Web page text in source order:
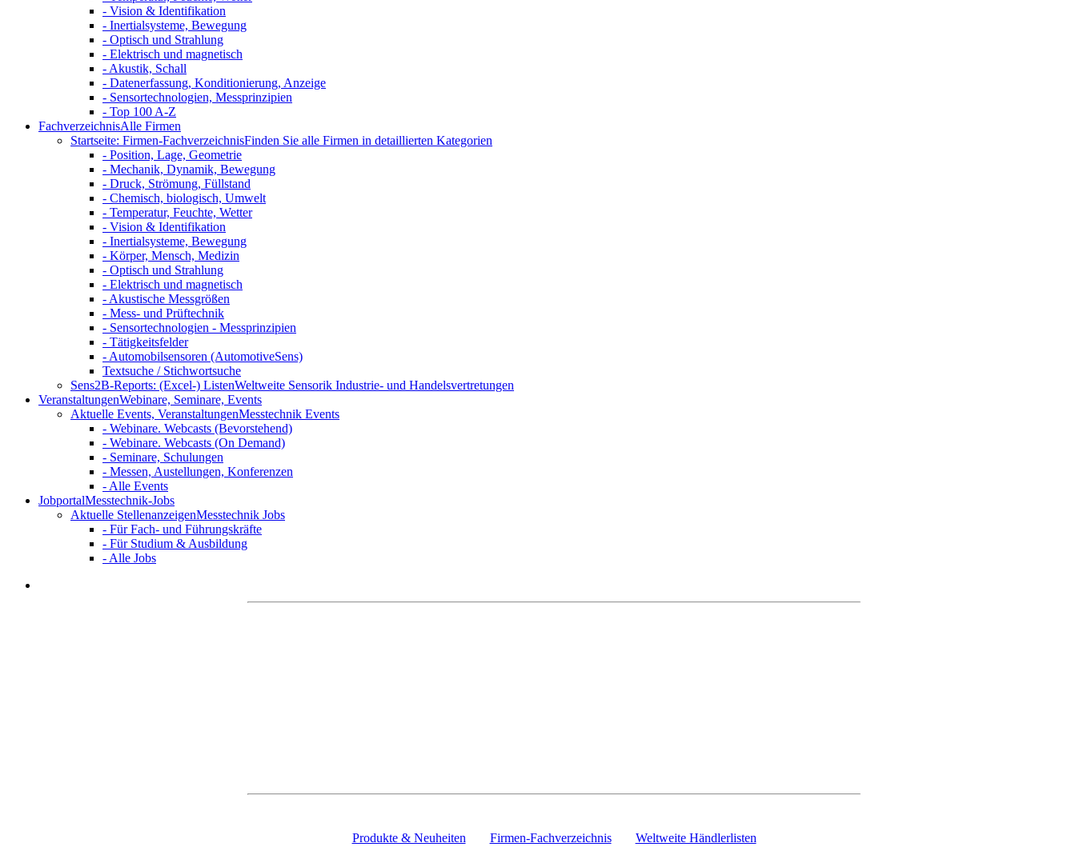
- Vision & Identifikation
- Inertialsysteme, Bewegung
- Optisch und Strahlung
- Elektrisch und magnetisch
- Akustik, Schall
- Datenerfassung, Konditionierung, Anzeige
- Sensortechnologien, Messprinzipien
- Top 100 A-Z
FachverzeichnisAlle Firmen
Startseite: Firmen-FachverzeichnisFinden Sie alle Firmen in detaillierten Kategorien
- Position, Lage, Geometrie
- Mechanik, Dynamik, Bewegung
- Druck, Strömung, Füllstand
- Chemisch, biologisch, Umwelt
- Temperatur, Feuchte, Wetter
- Vision & Identifikation
- Inertialsysteme, Bewegung
- Körper, Mensch, Medizin
- Optisch und Strahlung
- Elektrisch und magnetisch
- Akustische Messgrößen
- Mess- und Prüftechnik
- Sensortechnologien - Messprinzipien
- Tätigkeitsfelder
- Automobilsensoren (AutomotiveSens)
Textsuche / Stichwortsuche
Sens2B-Reports: (Excel-) ListenWeltweite Sensorik Industrie- und Handelsvertretungen
VeranstaltungenWebinare, Seminare, Events
Aktuelle Events, VeranstaltungenMesstechnik Events
- Webinare. Webcasts (Bevorstehend)
- Webinare. Webcasts (On Demand)
- Seminare, Schulungen
- Messen, Austellungen, Konferenzen
- Alle Events
JobportalMesstechnik-Jobs
Aktuelle StellenanzeigenMesstechnik Jobs
- Für Fach- und Führungskräfte
- Für Studium & Ausbildung
- Alle Jobs
Produkte & Neuheiten Firmen-Fachverzeichnis Weltweite Händlerlisten